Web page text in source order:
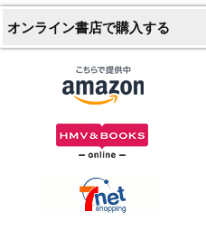
オンライン書店で購入する